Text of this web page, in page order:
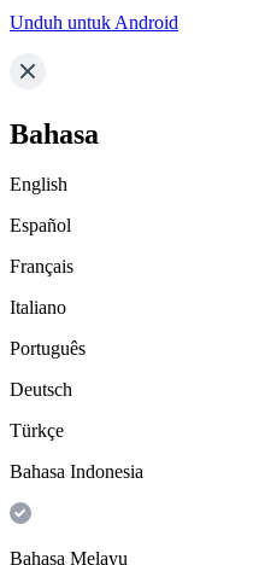
Unduh untuk Android
Bahasa
English
Español
Français
Italiano
Português
Deutsch
Türkçe
Bahasa Indonesia
Bahasa Melayu